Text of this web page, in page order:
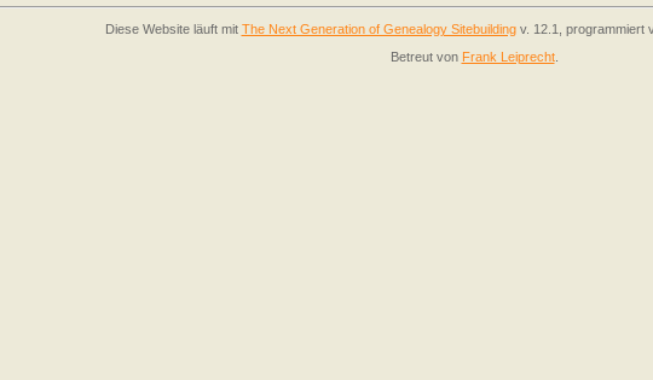
Diese Website läuft mit The Next Generation of Genealogy Sitebuildingv. 12.1, programmiert
Betreut von Frank Leiprecht.